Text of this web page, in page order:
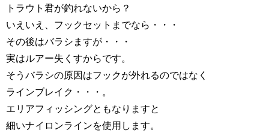
トラウト君が釣れないから？
いえいえ、フックセットまでなら・・・
その後はバラシますが・・・
実はルアー失くすからです。
そうバラシの原因はフックが外れるのではなく
ラインブレイク・・・。
エリアフィッシングともなりますと
細いナイロンラインを使用します。